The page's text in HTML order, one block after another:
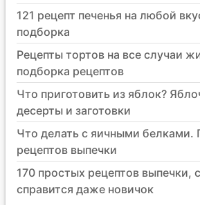
121 рецепт печенья на любой
подборка
Рецепты тортов на все случаи
подборка рецептов
Что приготовить из яблок?
десерты и заготовки
Что делать с яичными белками.
рецептов выпечки
170 простых рецептов выпечки,
справится даже новичок